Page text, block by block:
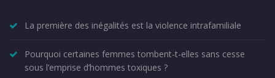
La première des inégalités est la violence intrafamiliale
Pourquoi certaines femmes tombent-t-elles sans cesse
sous l’emprise d’hommes toxiques ?